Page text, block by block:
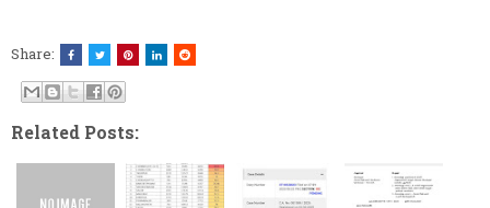
Share:
Related Posts: